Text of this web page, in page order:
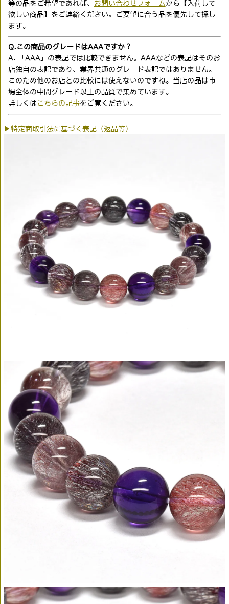
等の品をご希望であれば、 お問い合わせフォーム から【入荷して
欲しい商品】をご連絡ください。ご要望に合う品を優先して探し
ます。
Q.この商品のグレードはAAAですか？
A. 「AAA」の表記では比較できません。AAAなどの表記はそのお
店独自の表記であり、業界共通のグレード表記ではありません。
このため他のお店との比較には使えないのですね。当店の品は市
場全体の中間グレード以上の品質で集めています。
詳しくは こちらの記事をご覧ください。
▶特定商取引法に基づく表記（返品等）